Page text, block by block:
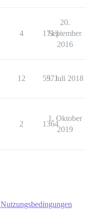
4 1713
20.
September
2016
12 5571
9. Juli 2018
2 1364
1. Oktober
2019
Nutzungsbedingungen